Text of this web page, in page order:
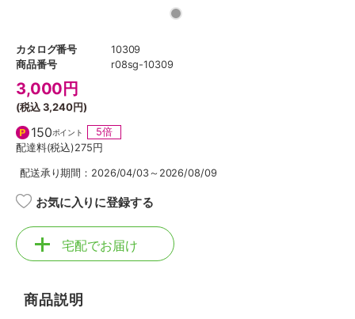
カタログ番号
10309
商品番号
r08sg-10309
3,000 円
(税込3,240円)
150ポイント
5倍
配達料(税込)275円
配送承り期間：2026/04/03～2026/08/09
お気に入りに登録する
宅配でお届け
商品説明